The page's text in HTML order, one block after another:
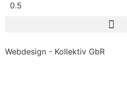
Webdesign - Kollektiv GbR